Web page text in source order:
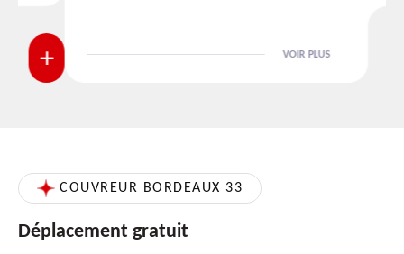
VOIR PLUS
COUVREUR BORDEAUX 33
Déplacement gratuit